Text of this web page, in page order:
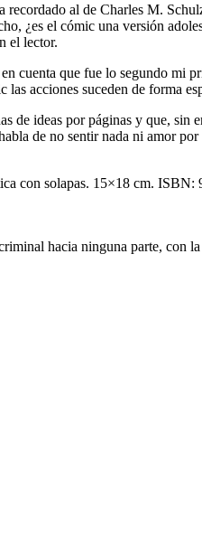
recordado al de Charles M.
¿es el cómic una versión
el lector.
cuenta que fue lo segundo mi
acciones suceden de forma
de ideas por páginas y que,
de no sentir nada ni amor
con solapas. 15×18 cm. ISBN:
hacia ninguna parte,